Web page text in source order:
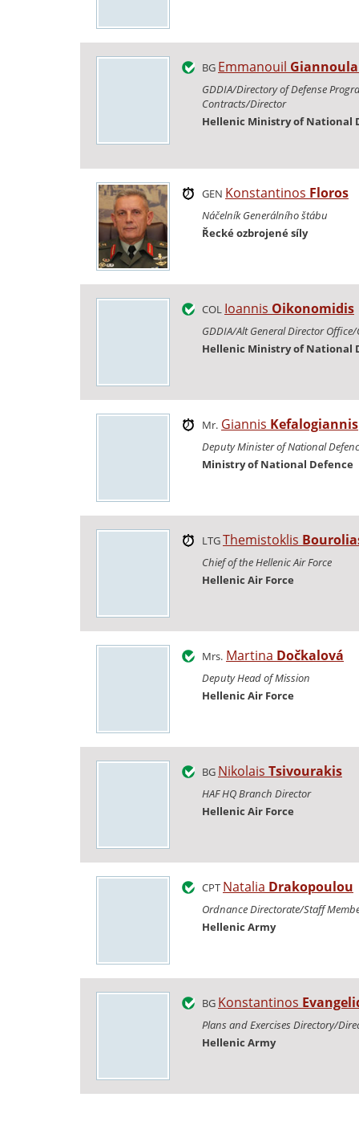
BG Emmanouil
GDDIA/Directory of Defense
Contracts/Director
Hellenic Ministry of National
GEN Konstantinos Floros
Náčelník Generálního štábu
Řecké ozbrojené síly
COL Ioannis Oikonomidis
GDDIA/Alt General Director
Hellenic Ministry of National
Mr. Giannis Kefalogiannis
Deputy Minister of National
Ministry of National Defence
LTGThemistoklis
Chief of the Hellenic Air Force
Hellenic Air Force
Mrs. Martina Dočkalová
Deputy Head of Mission
Hellenic Air Force
BG Nikolais Tsivourakis
HAF HQ Branch Director
Hellenic Air Force
CPT Natalia Drakopoulou
Ordnance Directorate/Staff
Hellenic Army
BG Konstantinos
Plans and Exercises Directory/
Hellenic Army